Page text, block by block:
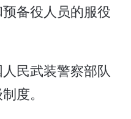
备役人员的服役
民武装警察部队
度。